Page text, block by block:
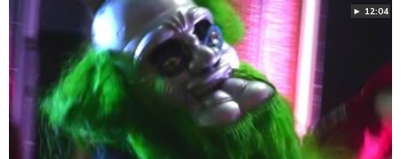
► 12:04